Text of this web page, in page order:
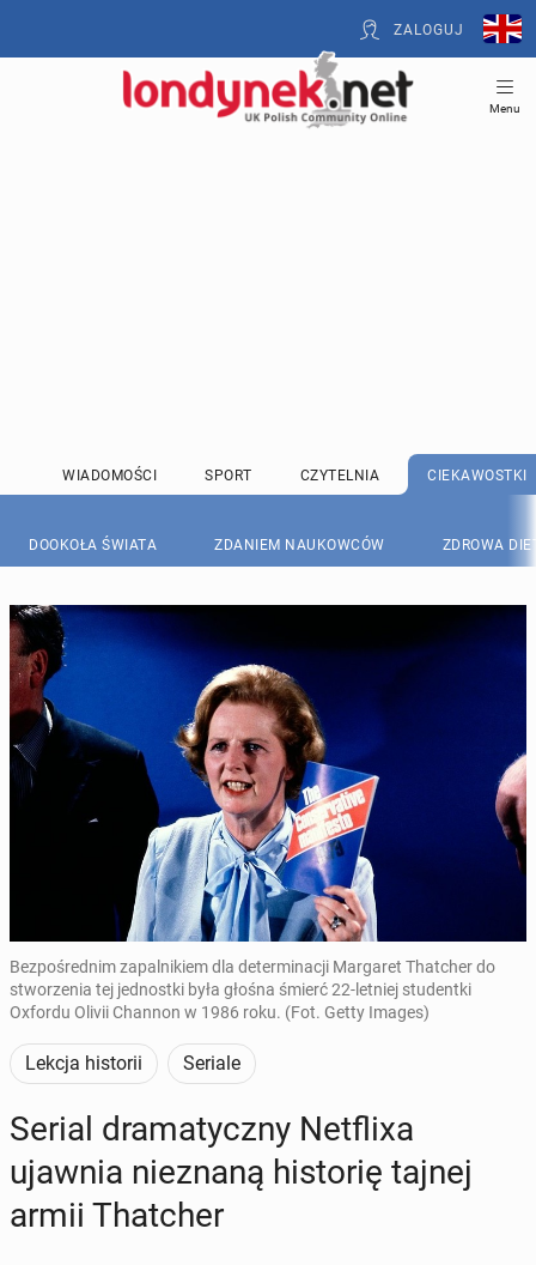
ZALOGUJ
Menu
WIADOMOŚCI SPORT CZYTELNIA CIEKAWOSTKI
DOOKOŁA ŚWIATA ZDANIEM NAUKOWCÓW ZDROWA
Bezpośrednim zapalnikiem dla determinacji Margaret Thatcher do
stworzenia tej jednostki była głośna śmierć 22-letniej studentki
Oxfordu Olivii Channon w 1986 roku. (Fot. Getty Images)
Lekcja historii Seriale
Serial dra­ma­tycz­ny Net­fli­xa
ujawnia nie­zna­ną hi­sto­rię tajnej
armii That­cher